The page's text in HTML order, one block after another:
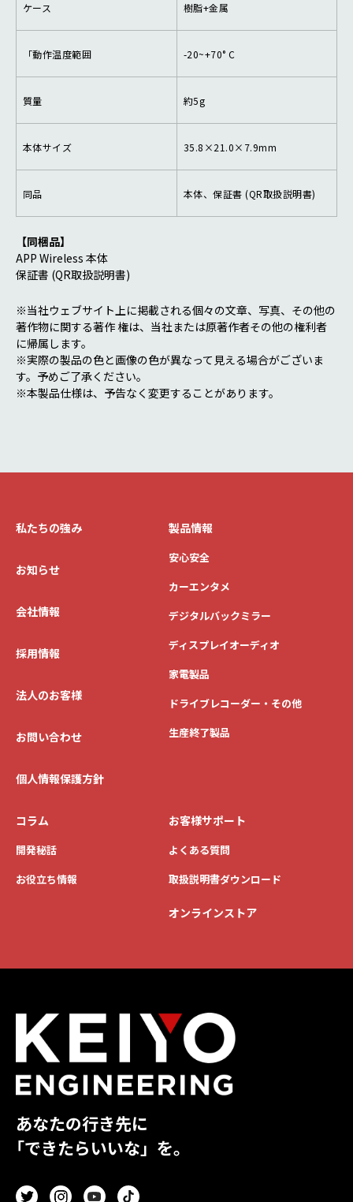
ケース 樹脂+金属
「動作温度範囲 -20~+70° C
質量 約5g
本体サイズ 35.8×21.0×7.9mm
同品 本体、保証書 (QR取扱説明書)
【同梱品】
APP Wireless 本体
保証書 (QR取扱説明書)
※当社ウェブサイト上に掲載される個々の文章、写真、その他の
著作物に関する著作 権は、当社または原著作者その他の権利者
に帰属します。
※実際の製品の色と画像の色が異なって見える場合がございま
す。予めご了承ください。
※本製品仕様は、予告なく変更することがあります。
私たちの強み
お知らせ
会社情報
採用情報
法人のお客様
お問い合わせ
個人情報保護方針
製品情報
安心安全
カーエンタメ
デジタルバックミラー
ディスプレイオーディオ
家電製品
ドライブレコーダー・その他
生産終了製品
コラム
開発秘話
お役立ち情報
お客様サポート
よくある質問
取扱説明書ダウンロード
オンラインストア
あなたの行き先に
「できたらいいな」を。